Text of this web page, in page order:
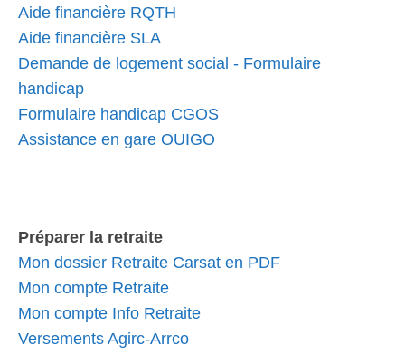
Aide financière RQTH
Aide financière SLA
Demande de logement social - Formulaire
handicap
Formulaire handicap CGOS
Assistance en gare OUIGO
Préparer la retraite
Mon dossier Retraite Carsat en PDF
Mon compte Retraite
Mon compte Info Retraite
Versements Agirc-Arrco